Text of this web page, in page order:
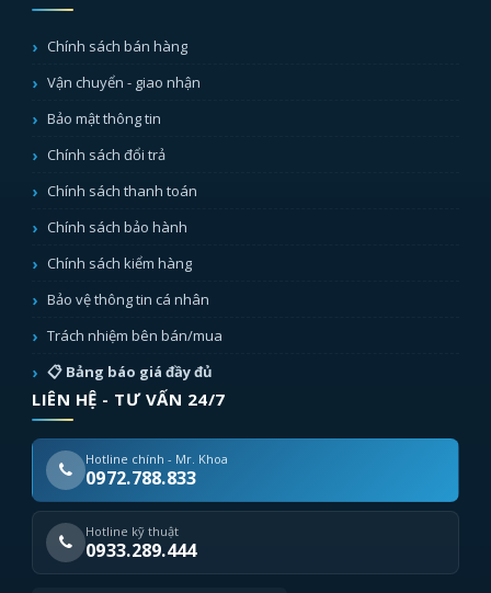
Chính sách bán hàng
Vận chuyển - giao nhận
Bảo mật thông tin
Chính sách đổi trả
Chính sách thanh toán
Chính sách bảo hành
Chính sách kiểm hàng
Bảo vệ thông tin cá nhân
Trách nhiệm bên bán/mua
📋 Bảng báo giá đầy đủ
LIÊN HỆ - TƯ VẤN 24/7
Hotline chính - Mr. Khoa
0972.788.833
Hotline kỹ thuật
0933.289.444